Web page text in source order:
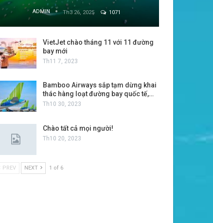
ADMIN Th3 26, 2025 1071
VietJet chào tháng 11 với 11 đường
bay mới
Th11 7, 2023
Bamboo Airways sắp tạm dừng khai
thác hàng loạt đường bay quốc tế,…
Th10 30, 2023
Chào tất cả mọi người!
Th10 20, 2023
PREV NEXT 1 of 6